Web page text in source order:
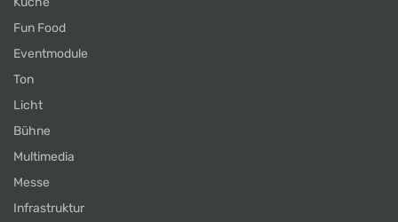
Fun Food
Eventmodule
Ton
Licht
Bühne
Multimedia
Messe
Infrastruktur